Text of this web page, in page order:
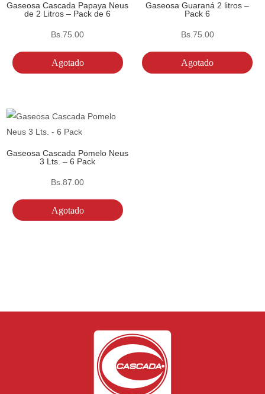
Gaseosa Cascada Papaya Neus
de 2 Litros – Pack de 6
Bs.75.00
Agotado
Gaseosa Guaraná 2 litros –
Pack 6
Bs.75.00
Agotado
Gaseosa Cascada Pomelo Neus
3 Lts. – 6 Pack
Bs.87.00
Agotado